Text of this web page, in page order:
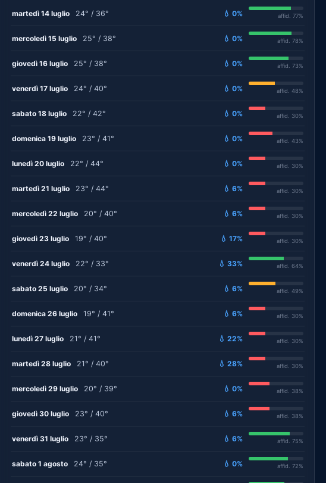
martedì 14 luglio 24° / 36° 💧 0% affid. 77%
mercoledì 15 luglio 25° / 38° 💧 0% affid. 78%
giovedì 16 luglio 25° / 38° 💧 0% affid. 73%
venerdì 17 luglio 24° / 40° 💧 0% affid. 48%
sabato 18 luglio 22° / 42° 💧 0% affid. 30%
domenica 19 luglio 23° / 41° 💧 0% affid. 43%
lunedì 20 luglio 22° / 44° 💧 0% affid. 30%
martedì 21 luglio 23° / 44° 💧 6% affid. 30%
mercoledì 22 luglio 20° / 40° 💧 6% affid. 30%
giovedì 23 luglio 19° / 40° 💧 17% affid. 30%
venerdì 24 luglio 22° / 33° 💧 33% affid. 64%
sabato 25 luglio 20° / 34° 💧 6% affid. 49%
domenica 26 luglio 19° / 41° 💧 6% affid. 30%
lunedì 27 luglio 21° / 41° 💧 22% affid. 30%
martedì 28 luglio 21° / 40° 💧 28% affid. 30%
mercoledì 29 luglio 20° / 39° 💧 0% affid. 38%
giovedì 30 luglio 23° / 40° 💧 6% affid. 38%
venerdì 31 luglio 23° / 35° 💧 6% affid. 75%
sabato 1 agosto 24° / 35° 💧 0% affid. 72%